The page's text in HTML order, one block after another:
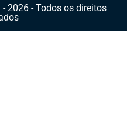
2026 - Todos os direitos